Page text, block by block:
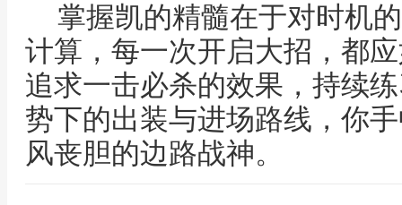
掌握凯的精髓在于对时机
计算，每一次开启大招，都
追求一击必杀的效果，持续
势下的出装与进场路线，你
风丧胆的边路战神。